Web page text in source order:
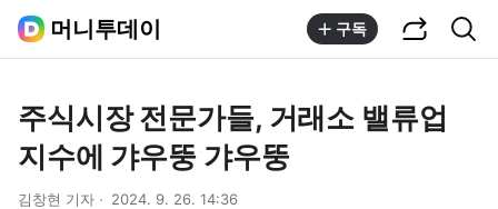
머니투데이 구독
주식시장 전문가들, 거래소 밸류업
지수에 갸우뚱 갸우뚱
김창현 기자 2024. 9. 26. 14:36